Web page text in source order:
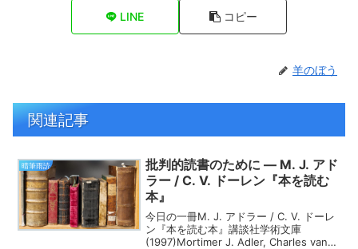
LINE コピー
羊のぼう
関連記事
晴筆雨読
批判的読書のために ― M. J. アド
ラー / C. V. ドーレン『本を読む
本』
今日の一冊M. J. アドラー / C. V. ドーレ
ン『本を読む本』講談社学術文庫
(1997)Mortimer J. Adler, Charles van